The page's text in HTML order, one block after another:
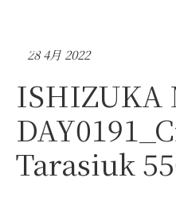
28 4月 2022
ISHIZUKA
Tarasiuk